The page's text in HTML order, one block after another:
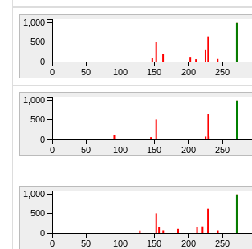
0 50 100 150 200 250
0
500
1,000
0 50 100 150 200 250
0
500
1,000
0 50 100 150 200 250
0
500
1,000